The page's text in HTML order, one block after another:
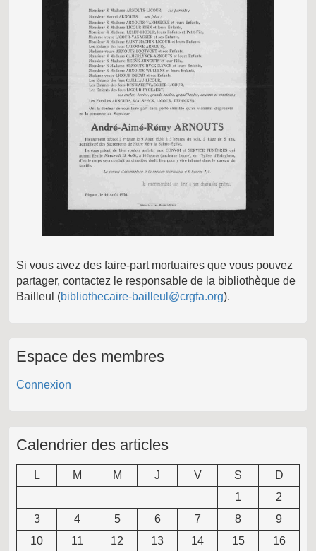
Si vous avez des faire-part mortuaires que vous pouvez
partager, contactez le responsable de la bibliothèque de
Bailleul (bibliothecaire-bailleul@crgfa.org).
Espace des membres
Connexion
Calendrier des articles
L M M J V S
D
1
2
3
4 5 6 7 8
9
10
11 12 13 14 15
16